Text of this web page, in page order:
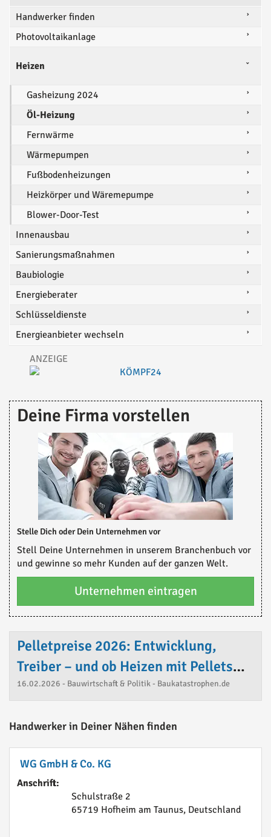
Handwerker finden
Photovoltaikanlage
Heizen
Gasheizung 2024
Öl-Heizung
Fernwärme
Wärmepumpen
Fußbodenheizungen
Heizkörper und Wäremepumpe
Blower-Door-Test
Innenausbau
Sanierungsmaßnahmen
Baubiologie
Energieberater
Schlüsseldienste
Energieanbieter wechseln
Deine Firma vorstellen
Stelle Dich oder Dein Unternehmen vor
Stell Deine Unternehmen in unserem Branchenbuch vor
und gewinne so mehr Kunden auf der ganzen Welt.
Unternehmen eintragen
Pelletpreise 2026: Entwicklung,
Treiber – und ob Heizen mit Pellets
noch Sinn macht
16.02.2026 - Bauwirtschaft & Politik - Baukatastrophen.de
Handwerker in Deiner Nähen finden
WG GmbH & Co. KG
Anschrift:
Schulstraße 2
65719 Hofheim am Taunus, Deutschland